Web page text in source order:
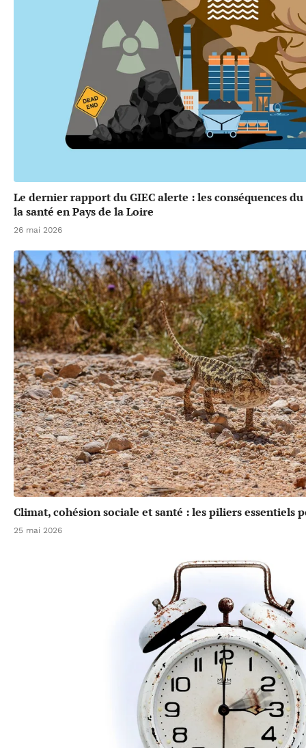
Le dernier rapport du GIEC alerte : les conséquences
la santé en Pays de la Loire
26 mai 2026
Climat, cohésion sociale et santé : les piliers essentiels
25 mai 2026